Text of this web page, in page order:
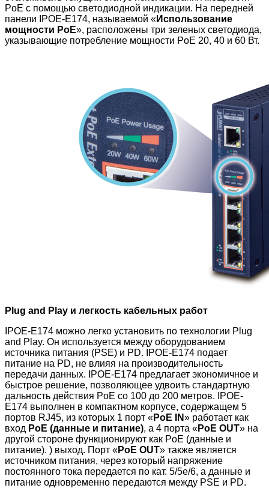
PoE с помощью светодиодной индикации. На передней
панели IPOE-E174, называемой «Использование
мощности PoE», расположены три зеленых светодиода,
указывающие потребление мощности PoE 20, 40 и 60 Вт.
Plug and Play и легкость кабельных работ
IPOE-E174 можно легко установить по технологии Plug
and Play. Он используется между оборудованием
источника питания (PSE) и PD. IPOE-E174 подает
питание на PD, не влияя на производительность
передачи данных. IPOE-E174 предлагает экономичное и
быстрое решение, позволяющее удвоить стандартную
дальность действия PoE со 100 до 200 метров. IPOE-
E174 выполнен в компактном корпусе, содержащем 5
портов RJ45, из которых 1 порт «PoE IN» работает как
вход PoE (данные и питание), а 4 порта «PoE OUT» на
другой стороне функционируют как PoE (данные и
питание). ) выход. Порт «PoE OUT» также является
источником питания, через который напряжение
постоянного тока передается по кат. 5/5e/6, а данные и
питание одновременно передаются между PSE и PD.